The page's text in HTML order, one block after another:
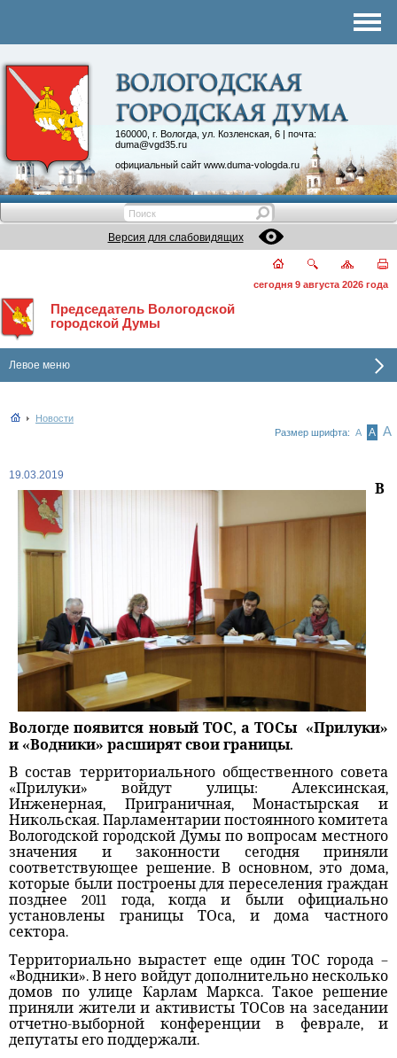
160000, г. Вологда, ул. Козленская, 6 | почта:
duma@vgd35.ru
официальный сайт www.duma-vologda.ru
Контакты
Депутатские объединения
Версия для слабовидящих
сегодня 9 августа 2026 года
Председатель Вологодской
городской Думы
Левое меню
Новости
Размер шрифта: А А А
19.03.2019
В
Вологде появится новый ТОС, а ТОСы «Прилуки»
и «Водники» расширят свои границы.
В состав территориального общественного совета
«Прилуки» войдут улицы: Алексинская,
Инженерная, Приграничная, Монастырская и
Никольская. Парламентарии постоянного комитета
Вологодской городской Думы по вопросам местного
значения и законности сегодня приняли
соответствующее решение. В основном, это дома,
которые были построены для переселения граждан
позднее 2011 года, когда и были официально
установлены границы ТОса, и дома частного
сектора.
Территориально вырастет еще один ТОС города –
«Водники». В него войдут дополнительно несколько
домов по улице Карлам Маркса. Такое решение
приняли жители и активисты ТОСов на заседании
отчетно-выборной конференции в феврале, и
депутаты его поддержали.